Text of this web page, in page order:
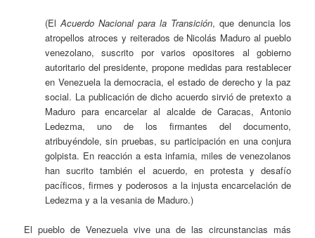
(ElAcuerdo Nacional para la Transición, que denuncia los
atropellos atroces y reiterados de Nicolás Maduro al pueblo
venezolano, suscrito por varios opositores al gobierno
autoritario del presidente, propone medidas para restablecer
en Venezuela la democracia, el estado de derecho y la paz
social. La publicación de dicho acuerdo sirvió de pretexto a
Maduro para encarcelar al alcalde de Caracas, Antonio
Ledezma, uno de los firmantes del documento,
atribuyéndole, sin pruebas, su participación en una conjura
golpista. En reacción a esta infamia, miles de venezolanos
han sucrito también el acuerdo, en protesta y desafío
pacíficos, firmes y poderosos a la injusta encarcelación de
Ledezma y a la vesania de Maduro.)
El pueblo de Venezuela vive una de las circunstancias más